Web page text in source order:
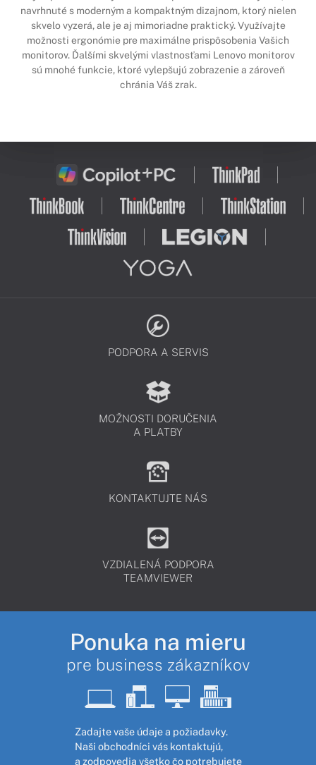
navrhnuté s moderným a kompaktným dizajnom, ktorý nielen
skvelo vyzerá, ale je aj mimoriadne praktický. Využívajte
možnosti ergonómie pre maximálne prispôsobenia Vašich
monitorov. Ďalšími skvelými vlastnosťami Lenovo monitorov
sú mnohé funkcie, ktoré vylepšujú zobrazenie a zároveň
chránia Váš zrak.
PODPORA A SERVIS
MOŽNOSTI DORUČENIA
A PLATBY
KONTAKTUJTE NÁS
VZDIALENÁ PODPORA
TEAMVIEWER
Ponuka na mieru
pre business zákazníkov
Zadajte vaše údaje a požiadavky.
Naši obchodníci vás kontaktujú,
a zodpovedia všetko čo potrebujete